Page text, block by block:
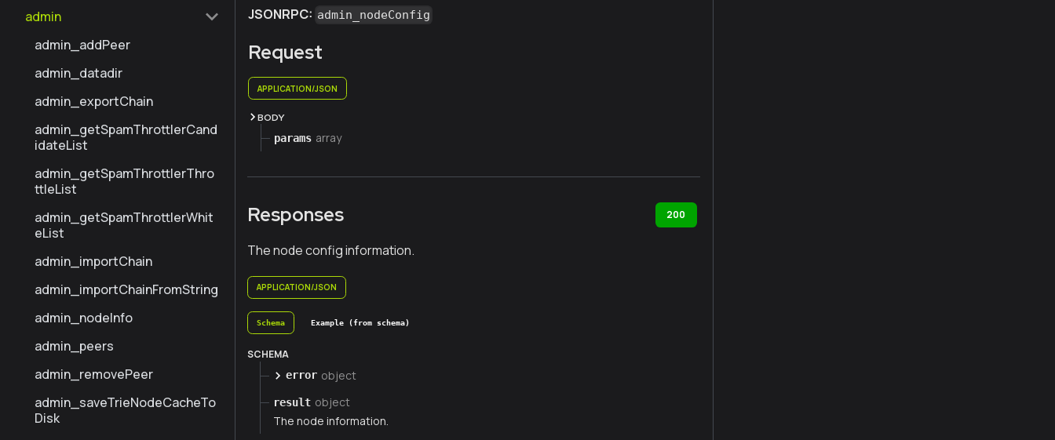
admin
admin_addPeer
admin_datadir
admin_exportChain
admin_getSpamThrottlerCand
idateList
admin_getSpamThrottlerThro
ttleList
admin_getSpamThrottlerWhit
eList
admin_importChain
admin_importChainFromString
admin_nodeInfo
admin_peers
admin_removePeer
admin_saveTrieNodeCacheTo
Disk
JSONRPC: admin_nodeConfig
Request
APPLICATION/JSON
BODY
params array
Responses 200
The node config information.
APPLICATION/JSON
Schema Example (from schema)
SCHEMA
error object
result object
The node information.